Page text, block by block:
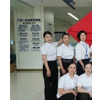
操—理论赋能...